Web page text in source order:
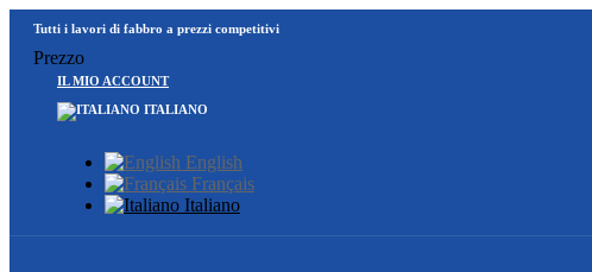
Tutti i lavori di fabbro a prezzi competitivi
Prezzo
IL MIO ACCOUNT
ITALIANO
English
Français
Italiano